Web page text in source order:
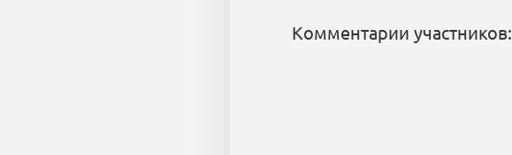
Комментарии участников: